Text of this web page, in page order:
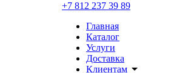
+7 812 237 39 89
Главная
Каталог
Услуги
Доставка
Клиентам